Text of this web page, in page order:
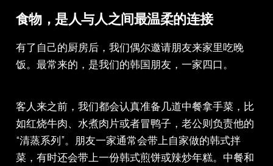
食物，是人与人之间最温柔的连接
有了自己的厨房后，我们偶尔邀请朋友来家里吃晚
饭。最常来的，是我们的韩国朋友，一家四口。
客人来之前，我们都会认真准备几道中餐拿手菜，比
如红烧牛肉、水煮肉片或者冒鸭子，老公则负责他的
“清蒸系列”。朋友一家通常会带上自家做的韩式拌
菜，有时还会带上一份韩式煎饼或辣炒年糕。中餐和